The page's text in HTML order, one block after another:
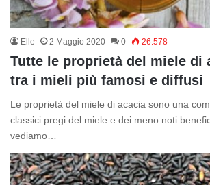
Elle 2 Maggio 2020 0 26.578
Tutte le proprietà del miele di
tra i mieli più famosi e diffusi
Le proprietà del miele di acacia sono una
classici pregi del miele e dei meno noti
vediamo…